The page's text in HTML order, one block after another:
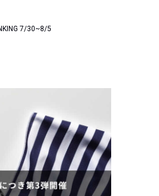
7/30~8/5